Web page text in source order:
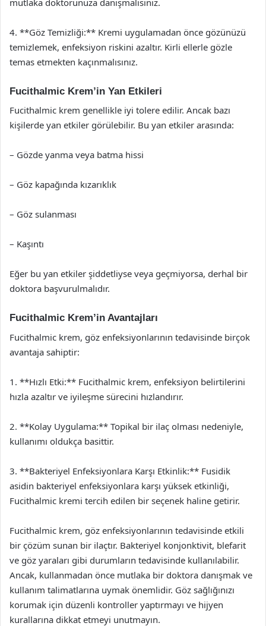
4. **Göz Temizliği:** Kremi uygulamadan önce gözünüzü
temizlemek, enfeksiyon riskini azaltır. Kirli ellerle gözle
temas etmekten kaçınmalısınız.
Fucithalmic Krem’in Yan Etkileri
Fucithalmic krem genellikle iyi tolere edilir. Ancak bazı
kişilerde yan etkiler görülebilir. Bu yan etkiler arasında:
– Gözde yanma veya batma hissi
– Göz kapağında kızarıklık
– Göz sulanması
– Kaşıntı
Eğer bu yan etkiler şiddetliyse veya geçmiyorsa, derhal bir
doktora başvurulmalıdır.
Fucithalmic Krem’in Avantajları
Fucithalmic krem, göz enfeksiyonlarının tedavisinde birçok
avantaja sahiptir:
1. **Hızlı Etki:** Fucithalmic krem, enfeksiyon belirtilerini
hızla azaltır ve iyileşme sürecini hızlandırır.
2. **Kolay Uygulama:** Topikal bir ilaç olması nedeniyle,
kullanımı oldukça basittir.
3. **Bakteriyel Enfeksiyonlara Karşı Etkinlik:** Fusidik
asidin bakteriyel enfeksiyonlara karşı yüksek etkinliği,
Fucithalmic kremi tercih edilen bir seçenek haline getirir.
Fucithalmic krem, göz enfeksiyonlarının tedavisinde etkili
bir çözüm sunan bir ilaçtır. Bakteriyel konjonktivit, blefarit
ve göz yaraları gibi durumların tedavisinde kullanılabilir.
Ancak, kullanmadan önce mutlaka bir doktora danışmak ve
kullanım talimatlarına uymak önemlidir. Göz sağlığınızı
korumak için düzenli kontroller yaptırmayı ve hijyen
kurallarına dikkat etmeyi unutmayın.